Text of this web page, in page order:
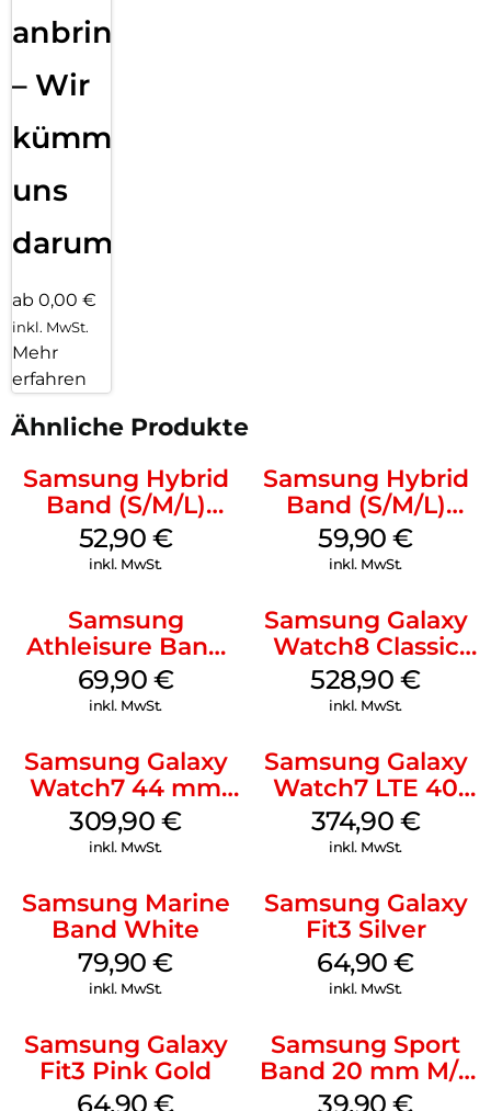
anbringen
– Wir
kümmern
uns
darum!
ab 0,00 €
inkl. MwSt.
Mehr
erfahren
Ähnliche Produkte
Samsung Hybrid
Band (S/M/L)
Galaxy
Watch8/Watch8
52,90 €
inkl. MwSt.
Samsung Hybrid
Band (S/M/L)
Galaxy
Watch8/Watch8
59,90€
inkl. MwSt.
Samsung
Athleisure Band
(S/M) Galaxy
Watch8/Watch8
69,90 €
inkl. MwSt.
Samsung Galaxy
Watch8 Classic
Black
528,90€
inkl. MwSt.
Samsung Galaxy
Watch7 44 mm
Green
309,90€
inkl. MwSt.
Samsung Galaxy
Watch7 LTE 40
mm Cream
374,90 €
inkl. MwSt.
Samsung Marine
Band White
79,90€
inkl. MwSt.
Samsung Galaxy
Fit3 Silver
64,90€
inkl. MwSt.
Samsung Galaxy
Fit3 Pink Gold
64,90€
Samsung Sport
Band 20 mm M/L
Galaxy Watch4
39,90€